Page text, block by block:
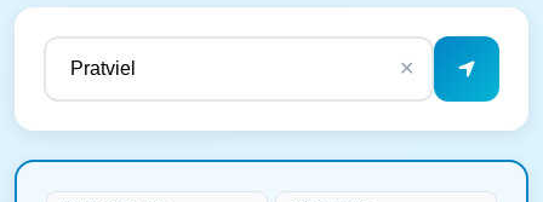
✕
Résultats de qualité de l'eau